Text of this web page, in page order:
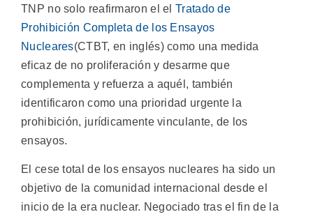
TNP no solo reafirmaron el elTratado de
Prohibición Completa de los Ensayos
Nucleares(CTBT, en inglés) como una medida
eficaz de no proliferación y desarme que
complementa y refuerza a aquél, también
identificaron como una prioridad urgente la
prohibición, jurídicamente vinculante, de los
ensayos.
El cese total de los ensayos nucleares ha sido un
objetivo de la comunidad internacional desde el
inicio de la era nuclear. Negociado tras el fin de la